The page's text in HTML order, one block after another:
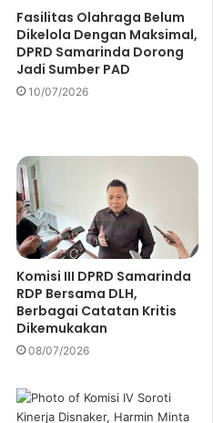
Fasilitas Olahraga Belum
Dikelola Dengan Maksimal,
DPRD Samarinda Dorong
Jadi Sumber PAD
10/07/2026
Komisi III DPRD Samarinda
RDP Bersama DLH,
Berbagai Catatan Kritis
Dikemukakan
08/07/2026